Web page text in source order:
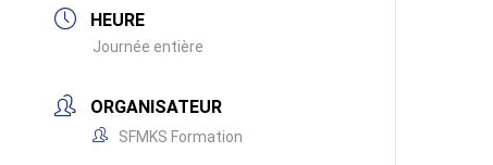
HEURE
Journée entière
ORGANISATEUR
SFMKS Formation